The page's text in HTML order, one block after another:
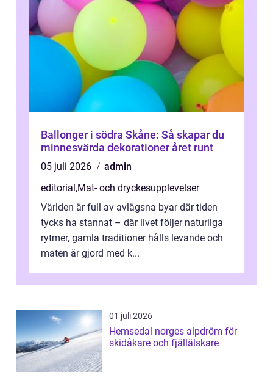
Ballonger i södra Skåne: Så skapar du
minnesvärda dekorationer året runt
05 juli 2026
admin
editorial,Mat- och dryckesupplevelser
Världen är full av avlägsna byar där tiden
tycks ha stannat – där livet följer naturliga
rytmer, gamla traditioner hålls levande och
maten är gjord med k...
01 juli 2026
Hemsedal norges alpdröm för
skidåkare och fjällälskare